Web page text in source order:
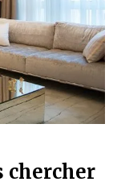
chercher